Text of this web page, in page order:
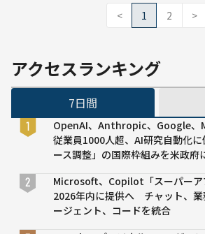
< 1 2 >
アクセスランキング
7日間
OpenAI、Anthropic、Google、
従業員1000人超、AI研究自動化
ース調整」の国際枠組みを米政府
Microsoft、Copilot「スーパーア
2026年内に提供へ チャット、業
ージェント、コードを統合